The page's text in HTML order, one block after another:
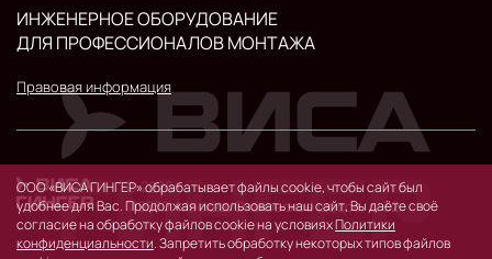
ИНЖЕНЕРНОЕ ОБОРУДОВАНИЕ
ДЛЯ ПРОФЕССИОНАЛОВ МОНТАЖА
Правовая информация
© 2026 г.
119530, Москва, Очаковское шоссе, д. 32.
ООО «ВИСА ГИНГЕР» обрабатывает файлы cookie, чтобы сайт был
удобнее для Вас. Продолжая использовать наш сайт, Вы даёте своё
согласие на обработку файлов cookie на условияхПолитики
конфиденциальности. Запретить обработку некоторых типов файлов